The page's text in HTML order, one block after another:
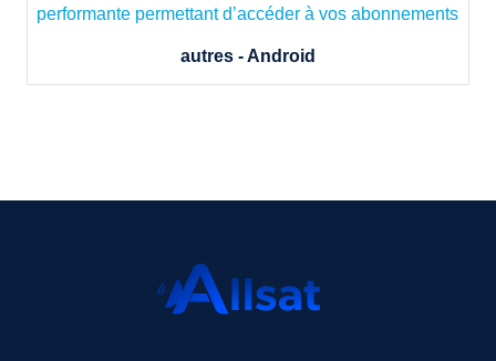
performante permettant d’accéder à vos abonnements
autres - Android